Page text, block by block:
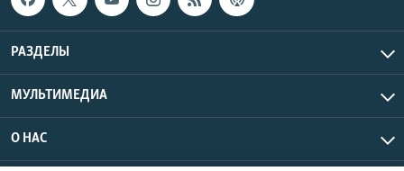
РАЗДЕЛЫ
МУЛЬТИМЕДИА
О НАС